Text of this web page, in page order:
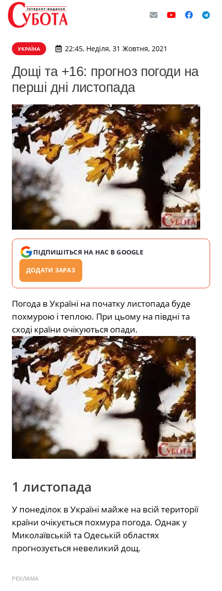
УКРАЇНА 22:45, Неділя, 31 Жовтня, 2021
Дощі та +16: прогноз погоди на
перші дні листопада
ПІДПИШІТЬСЯ НА НАС В GOOGLE
ДОДАТИ ЗАРАЗ
Погода в Україні на початку листопада буде
похмурою і теплою. При цьому на півдні та
сході країни очікуються опади.
1 листопада
У понеділок в Україні майже на всій території
країни очікується похмура погода. Однак у
Миколаївській та Одеській областях
прогнозується невеликий дощ.
РЕКЛАМА